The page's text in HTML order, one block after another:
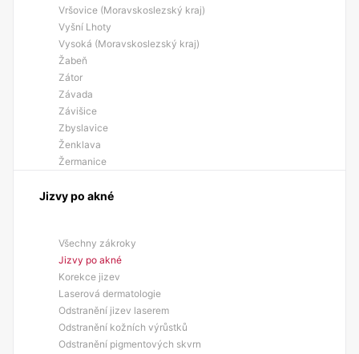
Vršovice (Moravskoslezský kraj)
Vyšní Lhoty
Vysoká (Moravskoslezský kraj)
Žabeň
Zátor
Závada
Závišice
Zbyslavice
Ženklava
Žermanice
Jizvy po akné
Všechny zákroky
Jizvy po akné
Korekce jizev
Laserová dermatologie
Odstranění jizev laserem
Odstranění kožních výrůstků
Odstranění pigmentových skvrn